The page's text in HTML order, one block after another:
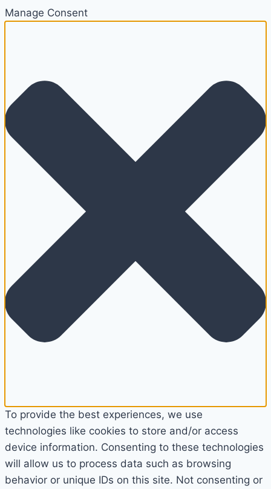
Manage Consent
To provide the best experiences, we use
technologies like cookies to store and/or access
device information. Consenting to these technologies
will allow us to process data such as browsing
behavior or unique IDs on this site. Not consenting or